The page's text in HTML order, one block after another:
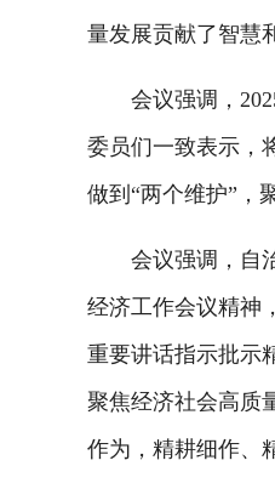
量发展贡献了智慧
会议强调，2025
委员们一致表示，
做到“两个维护”，
会议强调，自治
经济工作会议精神
重要讲话指示批示
聚焦经济社会高质
作为，精耕细作、